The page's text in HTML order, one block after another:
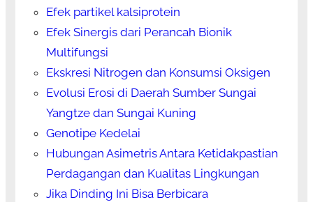
Efek partikel kalsiprotein
Efek Sinergis dari Perancah Bionik
Multifungsi
Ekskresi Nitrogen dan Konsumsi Oksigen
Evolusi Erosi di Daerah Sumber Sungai
Yangtze dan Sungai Kuning
Genotipe Kedelai
Hubungan Asimetris Antara Ketidakpastian
Perdagangan dan Kualitas Lingkungan
Jika Dinding Ini Bisa Berbicara